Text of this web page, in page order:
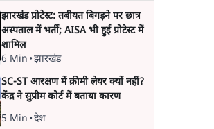
झारखंड प्रोटेस्ट: तबीयत बिगड़ने पर छात्र
अस्पताल में भर्ती; AISA भी हुई प्रोटेस्ट में
शामिल
6 Min •झारखंड
SC-ST आरक्षण में क्रीमी लेयर क्यों नहीं?
केंद्र ने सुप्रीम कोर्ट में बताया कारण
5 Min •देश